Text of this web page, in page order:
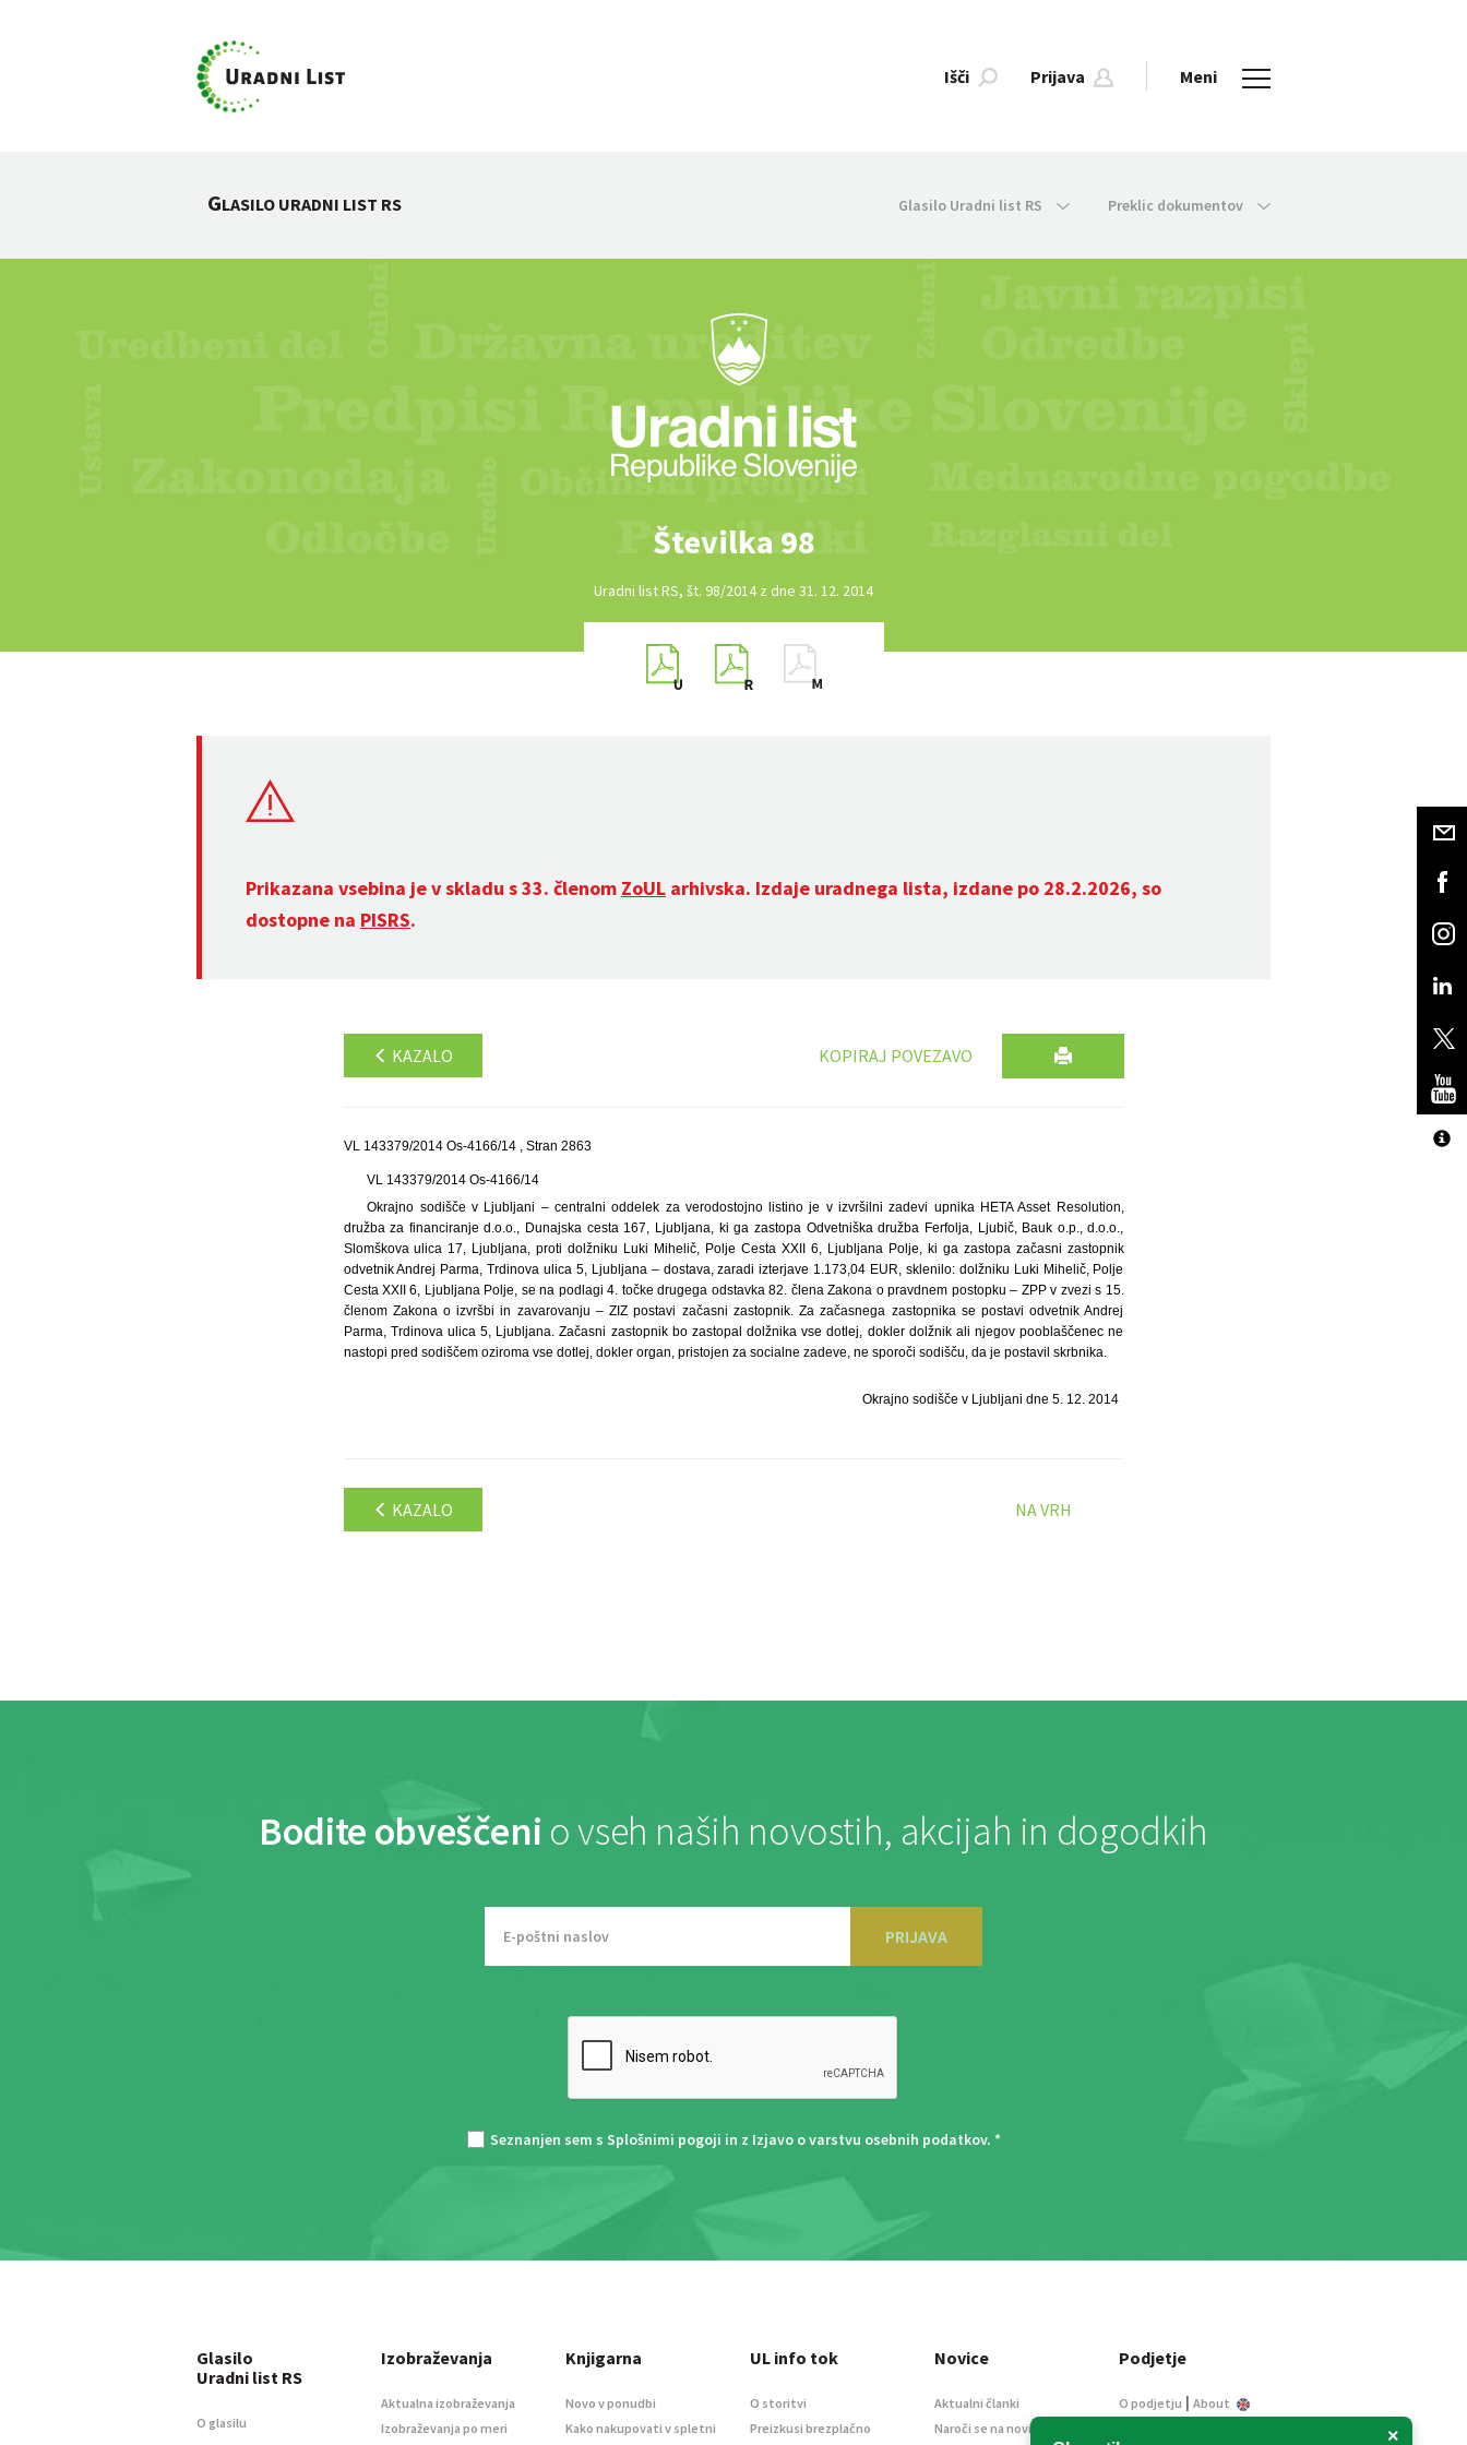
Išči Prijava Meni
GLASILO URADNI LIST RS Glasilo Uradni list RS Preklic dokumentov
Številka 98
Uradni list RS, št. 98/2014 z dne 31. 12. 2014
Prikazana vsebina je v skladu s 33. členom ZoUL arhivska. Izdaje uradnega lista, izdane po 28.2.2026, so
dostopne na PISRS.
KAZALO KOPIRAJ POVEZAVO
VL 143379/2014 Os-4166/14 , Stran 2863
VL 143379/2014 Os-4166/14
Okrajno sodišče v Ljub­ljani – centralni oddelek za verodostojno listino je v izvršilni zadevi upnika HETA Asset Resolution,
družba za financiranje d.o.o., Dunajska cesta 167, Ljub­ljana, ki ga zastopa Odvetniška družba Ferfolja, Ljubič, Bauk o.p., d.o.o.,
Slomškova ulica 17, Ljub­ljana, proti dolžniku Luki Mihelič, Polje Cesta XXII 6, Ljub­ljana Polje, ki ga zastopa začasni zastopnik
odvetnik Andrej Parma, Trdinova ulica 5, Ljub­ljana – dostava, zaradi izterjave 1.173,04 EUR, sklenilo: dolžniku Luki Mihelič, Polje
Cesta XXII 6, Ljub­ljana Polje, se na podlagi 4. točke drugega odstavka 82. člena Zakona o pravdnem postopku – ZPP v zvezi s 15.
členom Zakona o izvršbi in zavarovanju – ZIZ postavi začasni zastopnik. Za začasnega zastopnika se postavi odvetnik Andrej
Parma, Trdinova ulica 5, Ljub­ljana. Začasni zastopnik bo zastopal dolžnika vse dotlej, dokler dolžnik ali njegov pooblaščenec ne
nastopi pred sodiščem oziroma vse dotlej, dokler organ, pristojen za socialne zadeve, ne sporoči sodišču, da je postavil skrbnika.
Okrajno sodišče v Ljub­ljani dne 5. 12. 2014
KAZALO NA VRH
Bodite obveščeni o vseh naših novostih, akcijah in dogodkih
PRIJAVA
Seznanjen sem s Splošnimi pogoji in z Izjavo o varstvu osebnih podatkov. *
×
Glasilo
Uradni list RS
O glasilu
Izobraževanja
Aktualna izobraževanja
Izobraževanja po meri
Knjigarna
Novo v ponudbi
Kako nakupovati v spletni
UL info tok
O storitvi
Preizkusi brezplačno
Novice
Aktualni članki
Naroči se na novice
Podjetje
O podjetju | About